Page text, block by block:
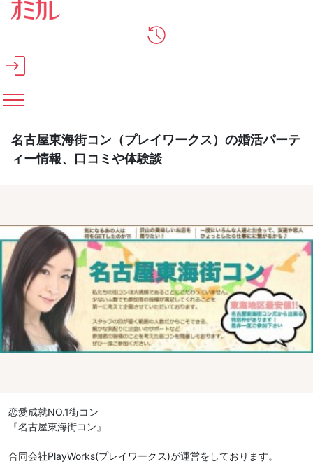
メインコンテンツへスキップ
名古屋東海街コン（プレイワークス）の婚活パーテ
ィー情報、口コミや体験談
恋愛成就NO.1街コン
『名古屋東海街コン』
合同会社PlayWorks(プレイワークス)が運営をしております。